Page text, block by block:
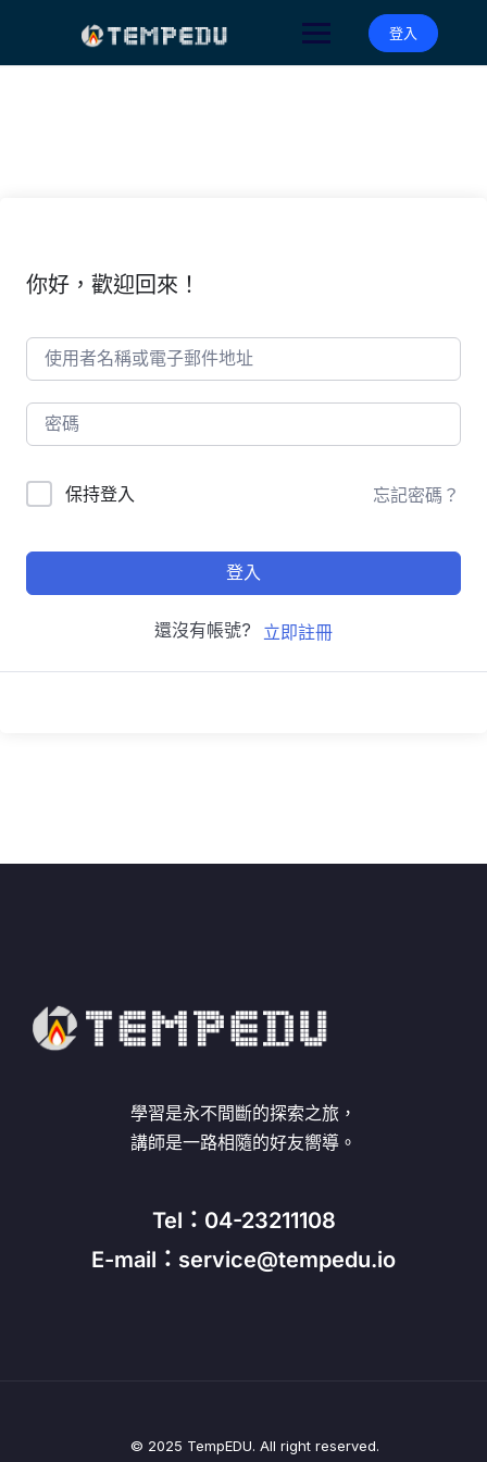
登入
你好，歡迎回來！
保持登入 忘記密碼？
登入
還沒有帳號? 立即註冊
學習是永不間斷的探索之旅，
講師是一路相隨的好友嚮導。
Tel：04-23211108
E-mail：service@tempedu.io
© 2025 TempEDU. All right reserved.